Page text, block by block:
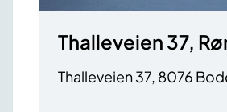
Thalleveien 37,
Thalleveien 37, 8076